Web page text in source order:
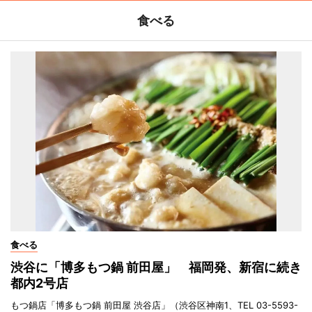
食べる
食べる
渋谷に「博多もつ鍋 前田屋」 福岡発、新宿に続き
都内2号店
もつ鍋店「博多もつ鍋 前田屋 渋谷店」（渋谷区神南1、TEL 03-5593-